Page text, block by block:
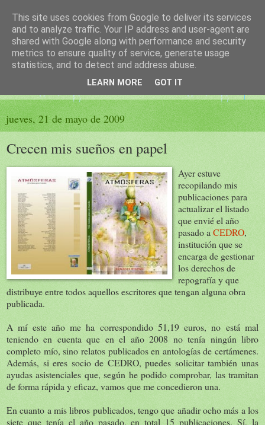
El sueño de las palabras
PÁGINA LITERARIA DE FELISA MORENO
jueves, 21 de mayo de 2009
Crecen mis sueños en papel
Ayer estuve
recopilando mis
publicaciones para
actualizar el listado
que envié el año
pasado a CEDRO,
institución que se
encarga de gestionar
los derechos de
repografía y que
distribuye entre todos aquellos escritores que tengan alguna obra
publicada.
A mí este año me ha correspondido 51,19 euros, no está mal
teniendo en cuenta que en el año 2008 no tenía ningún libro
completo mío, sino relatos publicados en antologías de certámenes.
Además, si eres socio de CEDRO, puedes solicitar también unas
ayudas asistenciales que, según he podido comprobar, las tramitan
de forma rápida y eficaz, vamos que me concedieron una.
En cuanto a mis libros publicados, tengo que añadir ocho más a los
siete que tenía el año pasado, en total 15 publicaciones. Sí, la
This site uses cookies from Google to deliver its services
and to analyze traffic. Your IP address and user-agent are
shared with Google along with performance and security
metrics to ensure quality of service, generate usage
statistics, and to detect and address abuse.
LEARN MORE GOT IT